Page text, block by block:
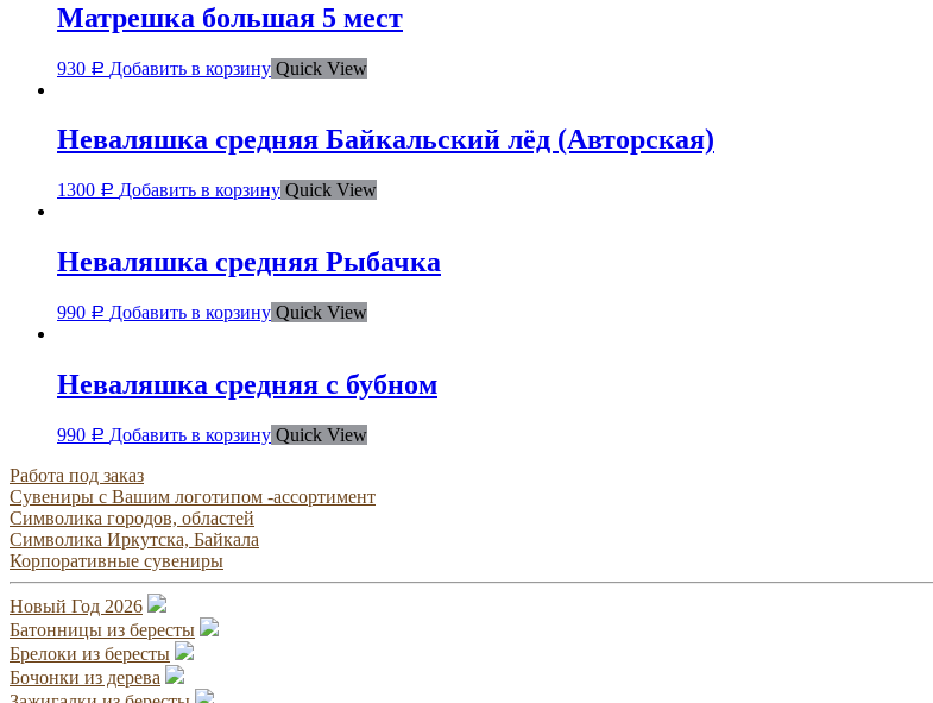
Матрешка большая 5 мест
930 Р Добавить в корзину Quick View
Неваляшка средняя Байкальский лёд (Авторская)
1300 Р Добавить в корзину Quick View
Неваляшка средняя Рыбачка
990 Р Добавить в корзину Quick View
Неваляшка средняя с бубном
990 Р Добавить в корзину Quick View
Работа под заказ
Сувениры с Вашим логотипом -ассортимент
Символика городов, областей
Символика Иркутска, Байкала
Корпоративные сувениры
Новый Год 2026
Батонницы из бересты
Брелоки из бересты
Бочонки из дерева